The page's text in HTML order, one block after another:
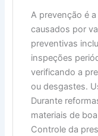
A prevenção é
causados por
preventivas
inspeções
verificando a
ou desgastes.
Durante
materiais de
Controle da